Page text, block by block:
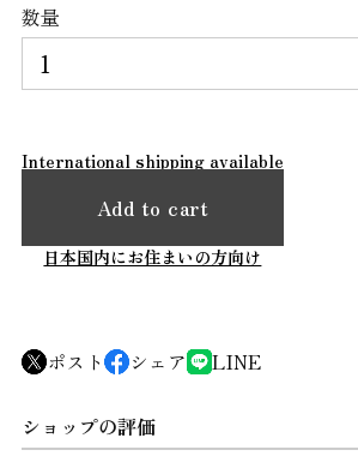
数量
International shipping available
Add to cart
日本国内にお住まいの方向け
ポスト シェア LINE
ショップの評価